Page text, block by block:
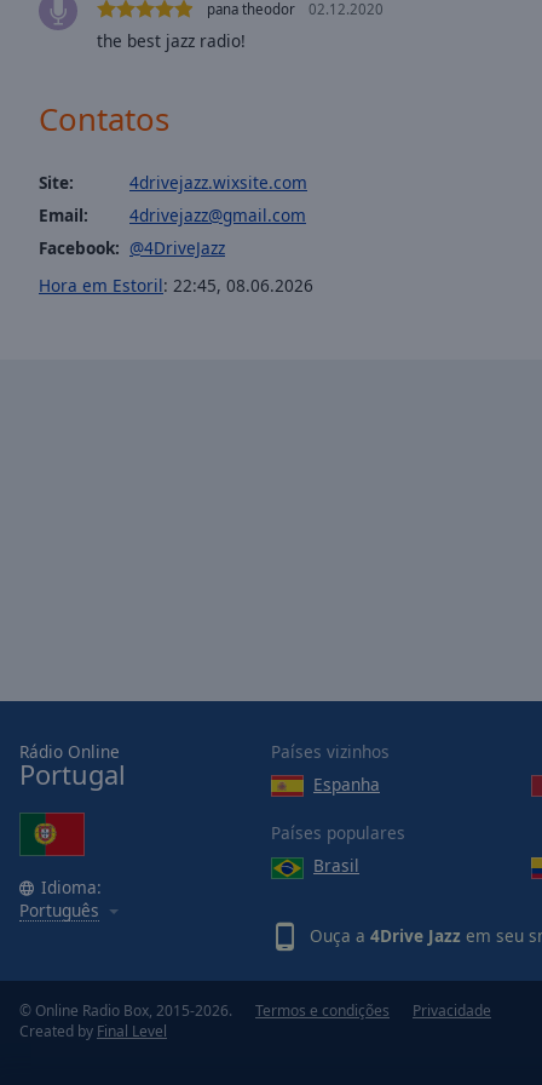
Background
Color
Edge
Style
Font
Family
Done
Close
Modal
pana theodor 02.12.2020
the best jazz radio!
Contatos
Site:
4drivejazz.wixsite.com
Email:
4drivejazz@gmail.com
Facebook: @4DriveJazz
Hora em Estoril: 22:45, 08.06.2026
Rádio Online
Portugal
Idioma:
Português
Países vizinhos
Espanha
Países populares
Brasil
Ouça a 4Drive Jazz em seu
© Online Radio Box, 2015-2026.
Created by Final Level
Termos e condições Privacidade